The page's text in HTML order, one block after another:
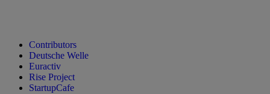
Contributors
Deutsche Welle
Euractiv
Rise Project
StartupCafe